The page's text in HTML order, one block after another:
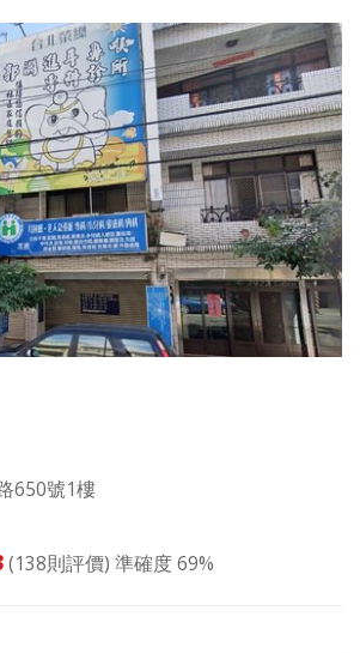
650號1樓
(138則評價) 準確度 69%